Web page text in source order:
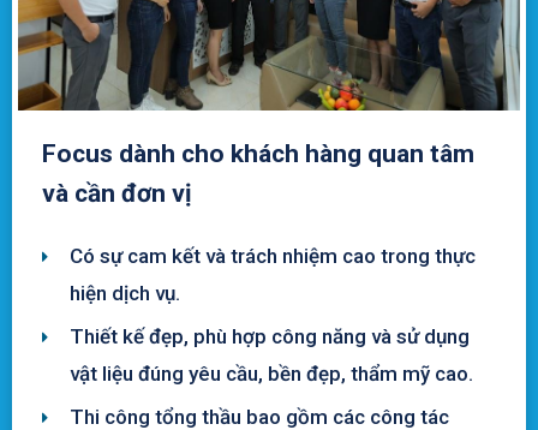
Focus dành cho khách hàng quan tâm
và cần đơn vị
Có sự cam kết và trách nhiệm cao trong thực
hiện dịch vụ.
Thiết kế đẹp, phù hợp công năng và sử dụng
vật liệu đúng yêu cầu, bền đẹp, thẩm mỹ cao.
Thi công tổng thầu bao gồm các công tác